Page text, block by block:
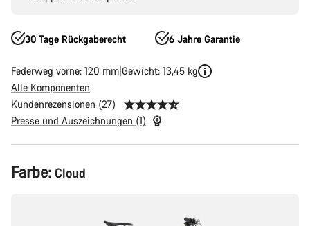
30 Tage Rückgaberecht 6 Jahre Garantie
Federweg vorne: 120 mm Gewicht: 13,45 kg
Alle Komponenten
Kundenrezensionen (27)
Presse und Auszeichnungen (1)
Produktkonfiguration
Farbe: Cloud